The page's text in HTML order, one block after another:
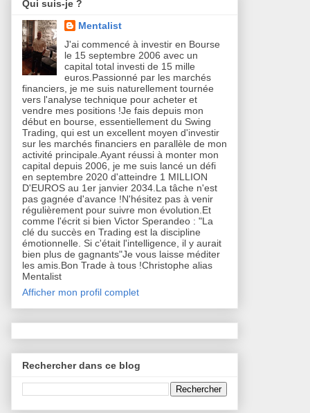
Qui suis-je ?
Mentalist
J'ai commencé à investir en Bourse
le 15 septembre 2006 avec un
capital total investi de 15 mille
euros.Passionné par les marchés
financiers, je me suis naturellement tournée
vers l'analyse technique pour acheter et
vendre mes positions !Je fais depuis mon
début en bourse, essentiellement du Swing
Trading, qui est un excellent moyen d'investir
sur les marchés financiers en parallèle de mon
activité principale.Ayant réussi à monter mon
capital depuis 2006, je me suis lancé un défi
en septembre 2020 d'atteindre 1 MILLION
D'EUROS au 1er janvier 2034.La tâche n'est
pas gagnée d'avance !N'hésitez pas à venir
régulièrement pour suivre mon évolution.Et
comme l'écrit si bien Victor Sperandeo : "La
clé du succès en Trading est la discipline
émotionnelle. Si c'était l'intelligence, il y aurait
bien plus de gagnants"Je vous laisse méditer
les amis.Bon Trade à tous !Christophe alias
Mentalist
Afficher mon profil complet
Rechercher dans ce blog